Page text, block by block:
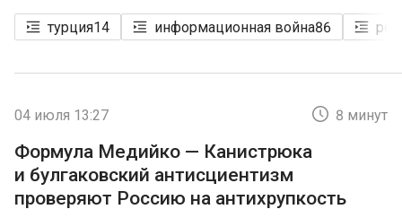
турция14 информационная война86
04 июля 13:27 8 минут
Формула Медийко — Канистрюка
и булгаковский антисциентизм
проверяют Россию на антихрупкость